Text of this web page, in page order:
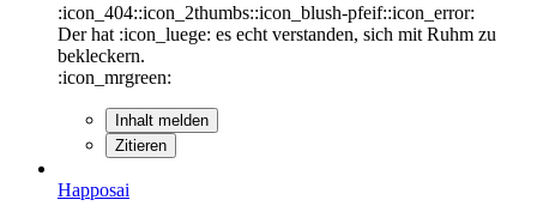
:icon_404::icon_2thumbs::icon_blush-pfeif::icon_error:
Der hat :icon_luege: es echt verstanden, sich mit Ruhm zu
bekleckern.
:icon_mrgreen:
Inhalt melden
Zitieren
Happosai